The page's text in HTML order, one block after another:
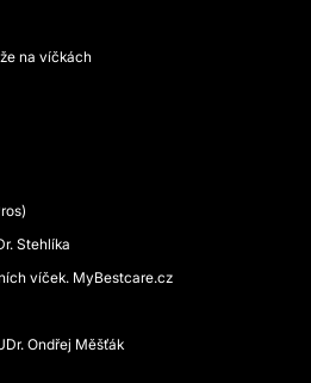
na víčkách
Stehlíka
víček. MyBestcare.cz
Ondřej Měšťák